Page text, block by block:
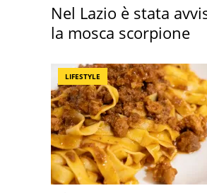
Nel Lazio è stata
la mosca scorpione
LIFESTYLE